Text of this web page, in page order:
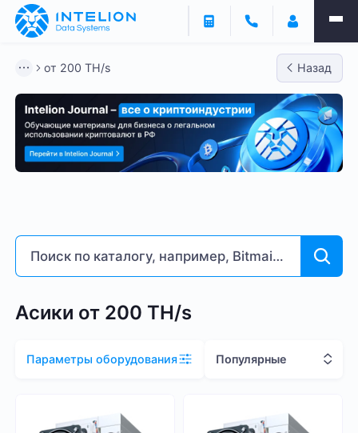
от 200 TH/s Назад
Фильтры
Готовый бизнес
Контейнеры
Асики от 200 TH/s
Параметры оборудования Популярные